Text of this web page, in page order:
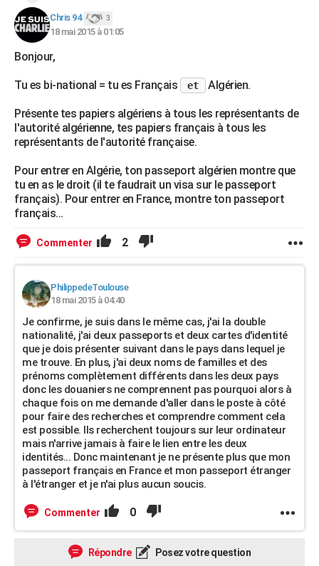
Chris 94 3
18 mai 2015 à 01:05
Bonjour,
Tu es bi-national = tu es Français et Algérien.
Présente tes papiers algériens à tous les représentants de
l'autorité algérienne, tes papiers français à tous les
représentants de l'autorité française.
Pour entrer en Algérie, ton passeport algérien montre que
tu en as le droit (il te faudrait un visa sur le passeport
français). Pour entrer en France, montre ton passeport
français...
Commenter 2
PhilippedeToulouse
18 mai 2015 à 04:40
Je confirme, je suis dans le même cas, j'ai la double
nationalité, j'ai deux passeports et deux cartes d'identité
que je dois présenter suivant dans le pays dans lequel je
me trouve. En plus, j'ai deux noms de familles et des
prénoms complètement différents dans les deux pays
donc les douaniers ne comprennent pas pourquoi alors à
chaque fois on me demande d'aller dans le poste à côté
pour faire des recherches et comprendre comment cela
est possible. Ils recherchent toujours sur leur ordinateur
mais n'arrive jamais à faire le lien entre les deux
identités... Donc maintenant je ne présente plus que mon
passeport français en France et mon passeport étranger
à l'étranger et je n'ai plus aucun soucis.
Commenter 0
Répondre Posez votre question